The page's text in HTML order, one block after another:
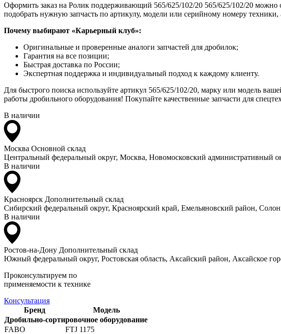
Оформить заказ на Ролик поддерживающий 565/625/102/20 565/625/102/20
подобрать нужную запчасть по артикулу, модели или серийному номеру
Почему выбирают «Карьерный клуб»:
Оригинальные и проверенные аналоги запчастей для дробилок;
Гарантия на все позиции;
Быстрая доставка по России;
Экспертная поддержка и индивидуальный подход к каждому клиенту.
Для быстрого поиска используйте артикул 565/625/102/20, марку или модель
работы дробильного оборудования! Покупайте качественные запчасти для
В наличии
Москва Основной склад
Центральный федеральный округ, Москва, Новомосковский административный
В наличии
Красноярск Дополнительный склад
Сибирский федеральный округ, Красноярский край, Емельяновский район,
В наличии
Ростов-на-Дону Дополнительный склад
Южный федеральный округ, Ростовская область, Аксайский район, Аксайское
Проконсультируем по
применяемости к технике
Консультация
Бренд
Модель
Дробильно-сортировочное оборудование
FABO
FTJ 1175